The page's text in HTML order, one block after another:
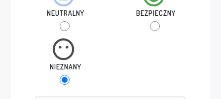
NEUTRALNY BEZPIECZNY
NIEZNANY